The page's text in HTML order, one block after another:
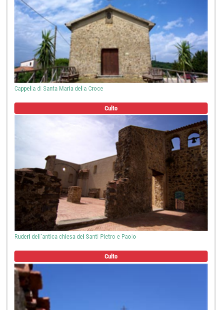
Cappella di Santa Maria della Croce
Culto
Ruderi dell’antica chiesa dei Santi Pietro e Paolo
Culto